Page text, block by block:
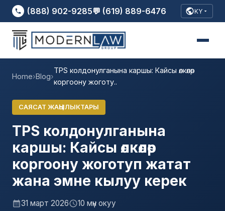
(888) 902-9285💬 (619) 889-6476 KY
Home›Blog›
TPS колдонулганына каршы: Кайсы өлкөлөр
коргоону жоготу..
САЯСАТ ЖАҢЫЛЫКТАРЫ
TPS колдонулганына
каршы: Кайсы өлкөлөр
коргоону жоготуп жатат
жана эмне кылуу керек
31 март 2026 10 мүн окуу